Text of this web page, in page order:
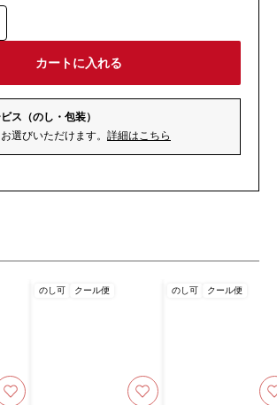
ス（のし・包装）
選びいただけます。 詳細はこちら
のし可 クール便 のし可 クール便